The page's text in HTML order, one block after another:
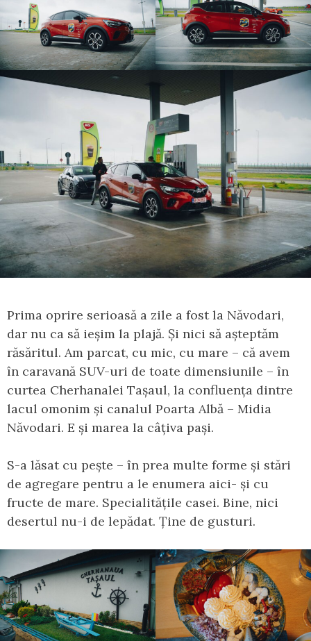
Prima oprire serioasă a zile a fost la Năvodari,
dar nu ca să ieșim la plajă. Și nici să așteptăm
răsăritul. Am parcat, cu mic, cu mare – că avem
în caravană SUV-uri de toate dimensiunile – în
curtea Cherhanalei Tașaul, la confluența dintre
lacul omonim și canalul Poarta Albă – Midia
Năvodari. E și marea la câțiva pași.
S-a lăsat cu pește – în prea multe forme și stări
de agregare pentru a le enumera aici- și cu
fructe de mare. Specialitățile casei. Bine, nici
desertul nu-i de lepădat. Ține de gusturi.